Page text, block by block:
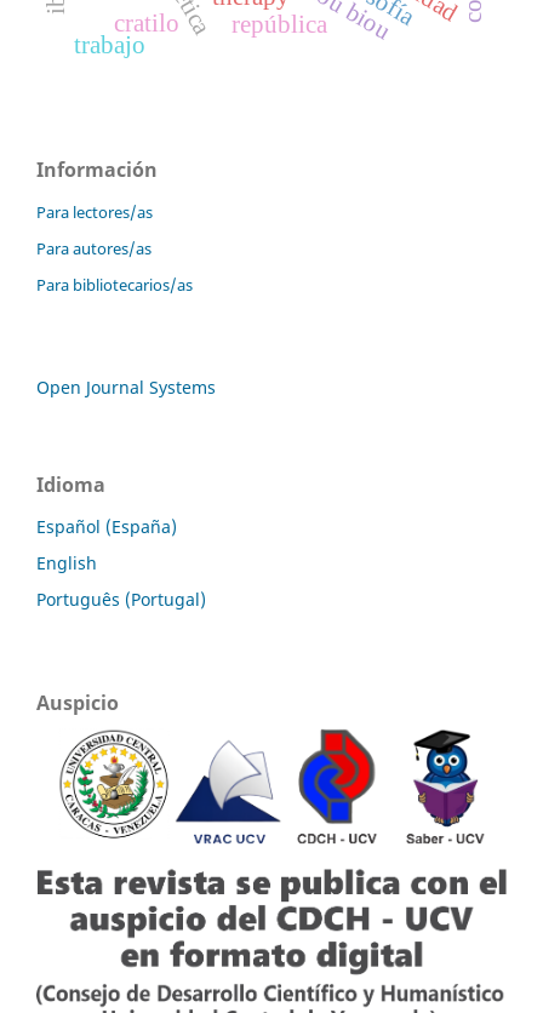
república
ética
cratilo
trabajo
Información
Para lectores/as
Para autores/as
Para bibliotecarios/as
Open Journal Systems
Idioma
Español (España)
English
Português (Portugal)
Auspicio